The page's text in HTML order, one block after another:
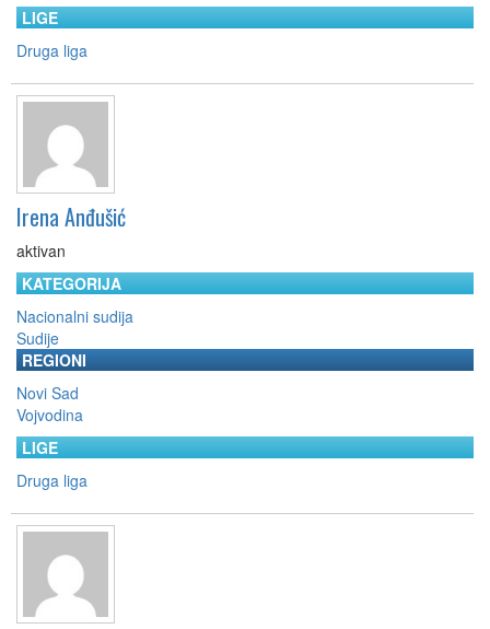
LIGE
Druga liga
Irena Anđušić
aktivan
KATEGORIJA
Nacionalni sudija
Sudije
REGIONI
Novi Sad
Vojvodina
LIGE
Druga liga